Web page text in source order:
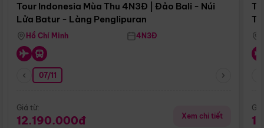
Tour Indonesia Mùa Thu 4N3Đ | Đảo Bali - Núi
Lửa Batur - Làng Penglipuran
Hồ Chí Minh 4N3Đ
07/11
Giá từ:
12.190.000đ Xem chi tiết